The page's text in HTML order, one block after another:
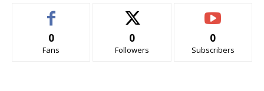
0
Fans
0
Followers
0
Subscribers